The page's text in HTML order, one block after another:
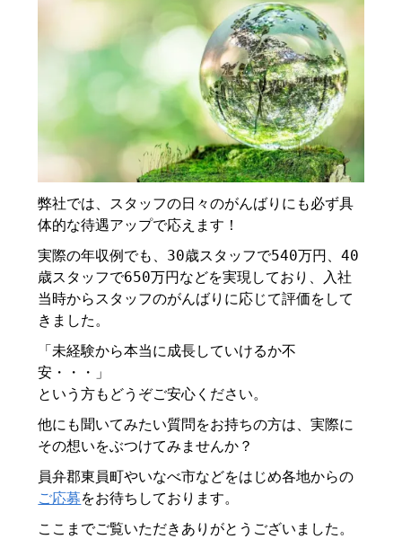
弊社では、スタッフの日々のがんばりにも必ず具
体的な待遇アップで応えます！
実際の年収例でも、30歳スタッフで540万円、40
歳スタッフで650万円などを実現しており、入社
当時からスタッフのがんばりに応じて評価をして
きました。
「未経験から本当に成長していけるか不
安・・・」
という方もどうぞご安心ください。
他にも聞いてみたい質問をお持ちの方は、実際に
その想いをぶつけてみませんか？
員弁郡東員町やいなべ市などをはじめ各地からの
ご応募をお待ちしております。
ここまでご覧いただきありがとうございました。